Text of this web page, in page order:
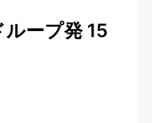
ープ発 15